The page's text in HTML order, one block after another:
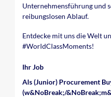
Unternehmensführung und
reibungslosen Ablauf.
Entdecke mit uns die Welt
#WorldClassMoments!
Ihr Job
Als (Junior) Procurement
(w&NoBreak;/